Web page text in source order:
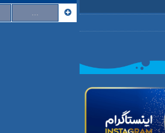
...